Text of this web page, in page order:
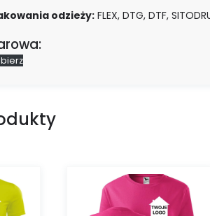
odzieży: FLEX, DTG, DTF,